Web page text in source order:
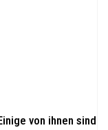
von ihnen sind